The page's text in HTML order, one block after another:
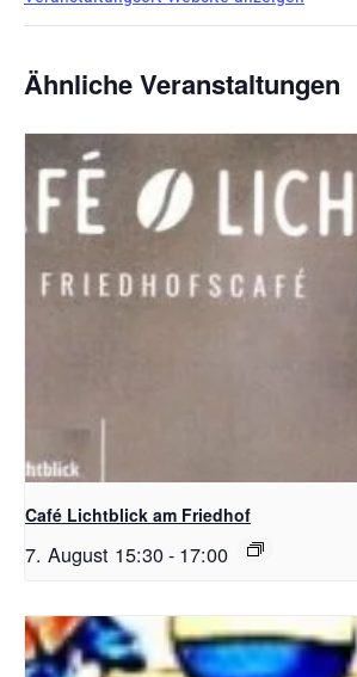
Ähnliche Veranstaltungen
Café Lichtblick am Friedhof
7. August 15:30- 17:00